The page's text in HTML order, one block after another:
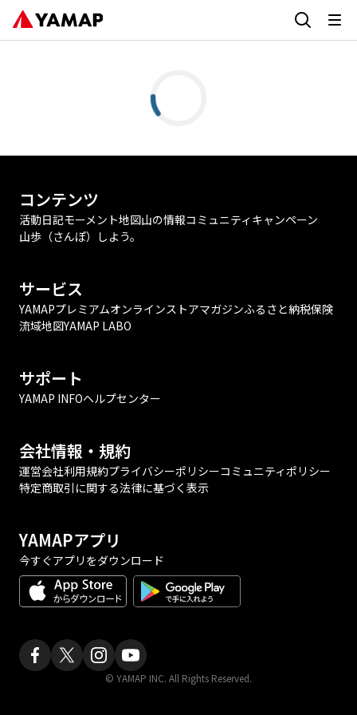
コンテンツ
活動日記モーメント地図山の情報コミュニティ キャンペーン
山歩（さんぽ）しよう。
サービス
YAMAPプレミアムオンラインストアマガジンふるさと納税保険
流域地図YAMAP LABO
サポート
YAMAP INFOヘルプセンター
会社情報・規約
運営会社利用規約プライバシーポリシーコミュニティポリシー
特定商取引に関する法律に基づく表示
YAMAPアプリ
今すぐアプリをダウンロード
© YAMAP INC. All Rights Reserved.